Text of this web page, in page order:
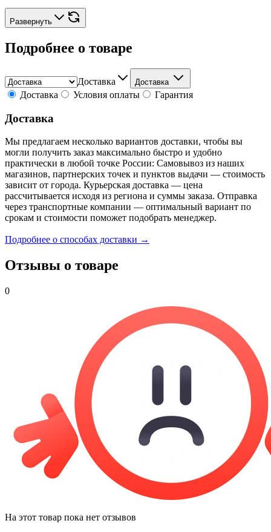
Развернуть
Подробнее о товаре
Доставка Доставка
Доставка Условия оплаты Гарантия
Доставка
Мы предлагаем несколько вариантов доставки, чтобы вы
могли получить заказ максимально быстро и удобно
практически в любой точке России: Самовывоз из наших
магазинов, партнерских точек и пунктов выдачи — стоимость
зависит от города. Курьерская доставка — цена
рассчитывается исходя из региона и суммы заказа. Отправка
через транспортные компании — оптимальный вариант по
срокам и стоимости поможет подобрать менеджер.
Подробнее о способах доставки →
Отзывы о товаре
0
На этот товар пока нет отзывов